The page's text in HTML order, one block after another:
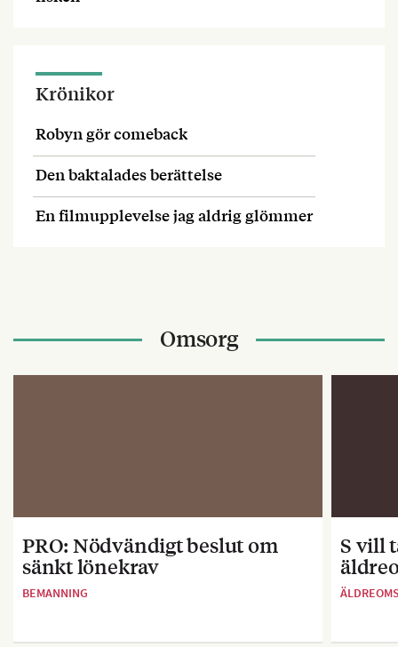
Krönikor
Robyn gör comeback
Den baktalades berättelse
En filmupplevelse jag aldrig glömmer
Omsorg
PRO: Nödvändigt beslut om
sänkt lönekrav
BEMANNING
S vill